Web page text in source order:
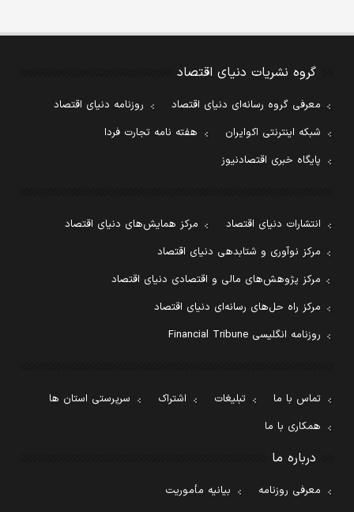
گروه نشریات دنیای اقتصاد
معرفی گروه رسانه‌ای دنیای اقتصاد
روزنامه دنیای اقتصاد
شبکه اینترنتی اکوایران
هفته نامه تجارت فردا
پایگاه خبری اقتصادنیوز
انتشارات دنیای اقتصاد
مرکز همایش‌های دنیای اقتصاد
مرکز نوآوری و شتابدهی دنیای اقتصاد
مرکز پژوهش‌های مالی و اقتصادی دنیای اقتصاد
مرکز راه حل‌های رسانه‌ای دنیای اقتصاد
روزنامه انگلیسی Financial Tribune
تماس با ما تبلیغات اشتراک
سرپرستی استان ها
همکاری با ما
درباره ما
معرفی روزنامه
بیانیه مأموریت